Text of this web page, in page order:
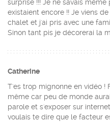
surprise !!! Je ne savais
existaient encore !! Je viens
chalet et j'ai pris avec une
Sinon tant pis je décorerai la
Catherine
T'es trop mignonne en vidéo !
même car peu de monde
parole et s'exposer sur
voulais te dire que le facteur